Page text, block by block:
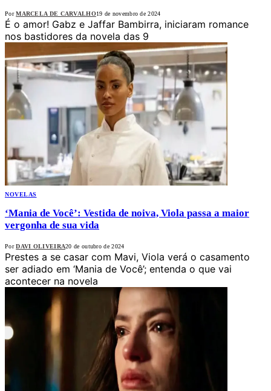
Por MARCELA DE CARVALHO19 de novembro de 2024
É o amor! Gabz e Jaffar Bambirra, iniciaram romance
nos bastidores da novela das 9
NOVELAS
‘Mania de Você’: Vestida de noiva, Viola passa a maior
vergonha de sua vida
Por DAVI OLIVEIRA20 de outubro de 2024
Prestes a se casar com Mavi, Viola verá o casamento
ser adiado em ‘Mania de Você’; entenda o que vai
acontecer na novela